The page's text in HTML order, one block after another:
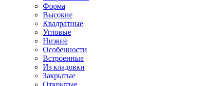
Форма
Высокие
Квадратные
Угловые
Низкие
Особенности
Встроенные
Из кладовки
Закрытые
Открытые